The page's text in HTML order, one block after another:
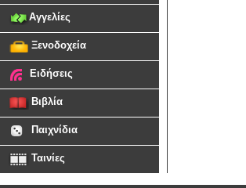
Αγγελίες
Ξενοδοχεία
Ειδήσεις
Βιβλία
Παιχνίδια
Ταινίες